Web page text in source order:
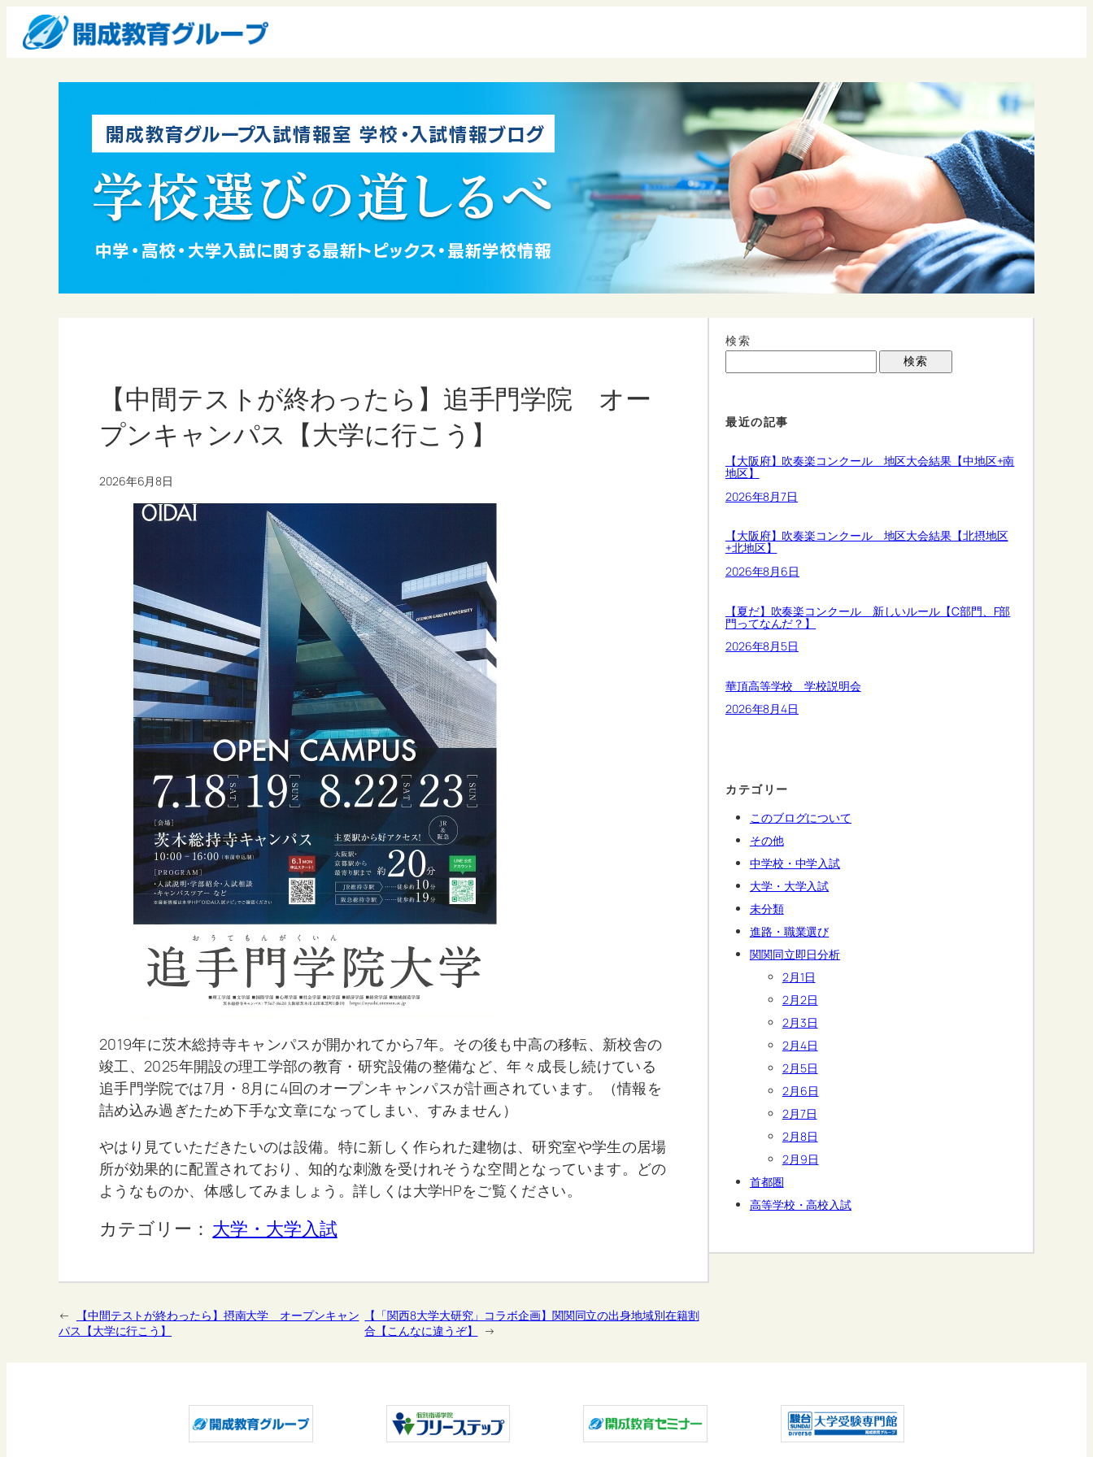
【中間テストが終わったら】追手門学院 オー
プンキャンパス【大学に行こう】
2026年6月8日
2019年に茨木総持寺キャンパスが開かれてから7年。その後も中高の移転、新校舎の
竣工、2025年開設の理工学部の教育・研究設備の整備など、年々成長し続けている
追手門学院では7月・8月に4回のオープンキャンパスが計画されています。（情報を
詰め込み過ぎたため下手な文章になってしまい、すみません）
やはり見ていただきたいのは設備。特に新しく作られた建物は、研究室や学生の居場
所が効果的に配置されており、知的な刺激を受けれそうな空間となっています。どの
ようなものか、体感してみましょう。詳しくは大学HPをご覧ください。
カテゴリー： 大学・大学入試
←
【中間テストが終わったら】摂南大学 オープンキャン
パス【大学に行こう】
【「関西8大学大研究」コラボ企画】関関同立の出身地域別在籍割
合【こんなに違うぞ】
→
検索
検索
最近の記事
【大阪府】吹奏楽コンクール 地区大会結果【中地区+南
地区】
2026年8月7日
【大阪府】吹奏楽コンクール 地区大会結果【北摂地区
+北地区】
2026年8月6日
【夏だ】吹奏楽コンクール 新しいルール【C部門、F部
門ってなんだ？】
2026年8月5日
華頂高等学校 学校説明会
2026年8月4日
カテゴリー
このブログについて
その他
中学校・中学入試
大学・大学入試
未分類
進路・職業選び
関関同立即日分析
2月1日
2月2日
2月3日
2月4日
2月5日
2月6日
2月7日
2月8日
2月9日
首都圏
高等学校・高校入試